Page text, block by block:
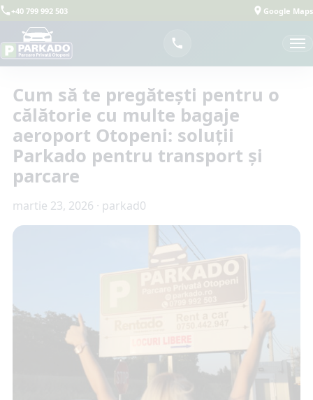
+40 799 992 503 Google Maps
Cum să te pregătești pentru o
călătorie cu multe bagaje
aeroport Otopeni: soluții
Parkado pentru transport și
parcare
martie 23, 2026 · parkad0